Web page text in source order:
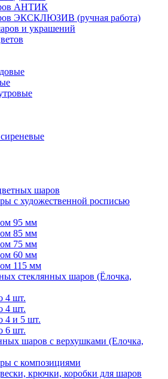
АНТИК
ЭКСКЛЮЗИВ (ручная работа)
и украшений
шаров
с художественной росписью
95 мм
85 мм
75 мм
60 мм
115 мм
стеклянных шаров (Ёлочка,
4 шт.
4 шт.
4 и 5 шт.
6 шт.
шаров с верхушками (Елочка,
с композициями
крючки, коробки для шаров